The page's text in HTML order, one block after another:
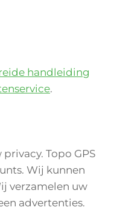
handleiding
.
Topo GPS
Wij kunnen
verzamelen uw
advertenties.